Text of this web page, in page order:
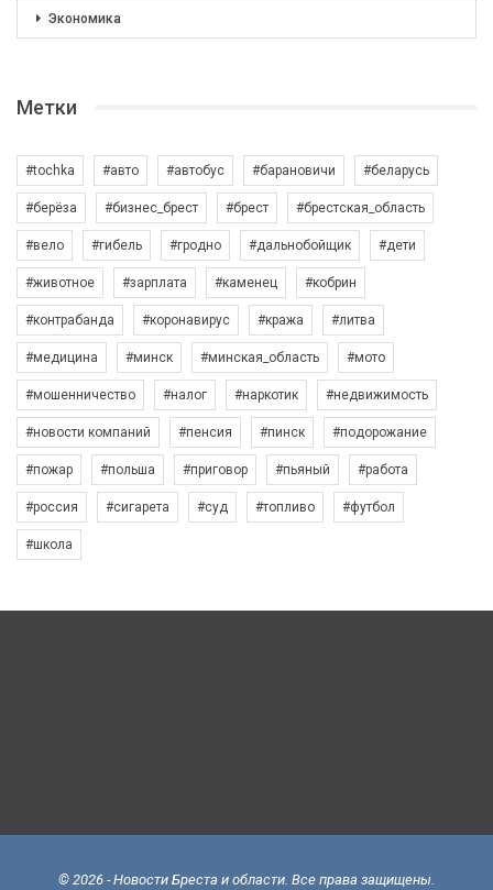
Экономика
Метки
#tochka #авто #автобус #барановичи #беларусь
#берёза #бизнес_брест #брест #брестская_область
#вело #гибель #гродно #дальнобойщик #дети
#животное #зарплата #каменец #кобрин
#контрабанда #коронавирус #кража #литва
#медицина #минск #минская_область #мото
#мошенничество #налог #наркотик #недвижимость
#новости компаний #пенсия #пинск #подорожание
#пожар #польша #приговор #пьяный #работа
#россия #сигарета #суд #топливо #футбол
#школа
© 2026 - Новости Бреста и области. Все права защищены.